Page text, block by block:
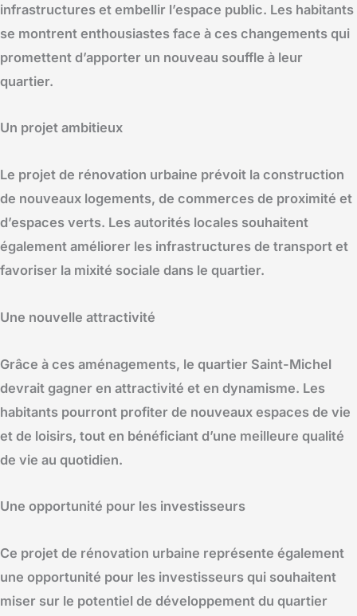
infrastructures et embellir l’espace public. Les habitants
se montrent enthousiastes face à ces changements qui
promettent d’apporter un nouveau souffle à leur
quartier.
Un projet ambitieux
Le projet de rénovation urbaine prévoit la construction
de nouveaux logements, de commerces de proximité et
d’espaces verts. Les autorités locales souhaitent
également améliorer les infrastructures de transport et
favoriser la mixité sociale dans le quartier.
Une nouvelle attractivité
Grâce à ces aménagements, le quartier Saint-Michel
devrait gagner en attractivité et en dynamisme. Les
habitants pourront profiter de nouveaux espaces de vie
et de loisirs, tout en bénéficiant d’une meilleure qualité
de vie au quotidien.
Une opportunité pour les investisseurs
Ce projet de rénovation urbaine représente également
une opportunité pour les investisseurs qui souhaitent
miser sur le potentiel de développement du quartier